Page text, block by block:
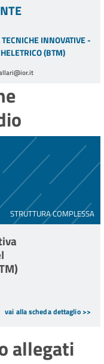
INNOVATIVE -
(BTM)
STRUTTURA COMPLESSA
vai alla scheda dettaglio >>
allegati